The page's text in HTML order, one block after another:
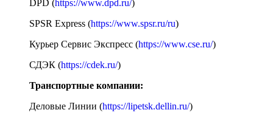
DPD (https://www.dpd.ru/)
SPSR Express (https://www.spsr.ru/ru)
Курьер Сервис Экспресс (https://www.cse.ru/)
СДЭК (https://cdek.ru/)
Транспортные компании:
Деловые Линии (https://lipetsk.dellin.ru/)